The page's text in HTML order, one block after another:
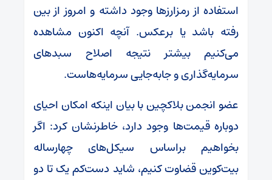
استفاده از رمزارزها وجود داشته و امروز از بین
رفته باشد یا برعکس. آنچه اکنون مشاهده
می‌کنیم بیشتر نتیجه اصلاح سبدهای
سرمایه‌گذاری و جابه‌جایی سرمایه‌هاست.
عضو انجمن بلاکچین با بیان اینکه امکان احیای
دوباره قیمت‌ها وجود دارد، خاطرنشان کرد: اگر
بخواهیم براساس سیکل‌های چهارساله
بیت‌کوین قضاوت کنیم، شاید دست‌کم یک تا دو